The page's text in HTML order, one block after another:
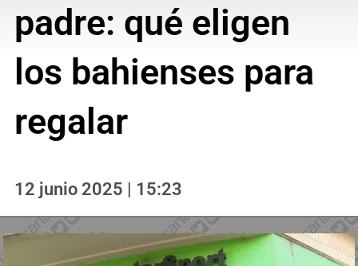
padre: qué eligen
los bahienses para
regalar
12 junio 2025 | 15:23